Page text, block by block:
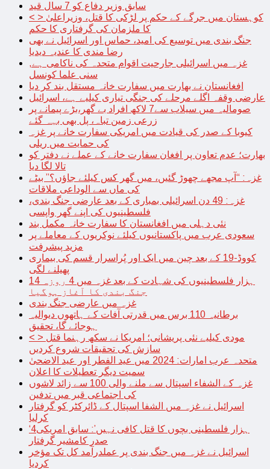
سابق وزیر دفاع کو 7 سال قید
< > کوہستان میں جرگے کے حکم پر لڑکی کا قتل، وزیراعلیٰ
کا ملزمان کی گرفتاری کا حکم
جنگ بندی میں توسیع کی امید، حماس اور اسرائیل نے بھی
رضا مندی کا عندیہ دیدیا
غزہ میں اسرائیلی جارحیت اقوام متحدہ کی ناکامی ہے,
سنی علما کونسل
افغانستان نے بھارت میں سفارت خانہ مستقل بند کر دیا
عارضی وقفہ اگلے مرحلے کی جنگی تیاری کیلیے ہے، اسرائیل
صومالیہ میں سیلاب سے7 لاکھ افراد بے گھر،بڑے پیمانے پر
زرعی زمین تباہ، پل بھی بہہ گئے
کیوبا کے صدر کی قیادت میں امریکی سفارت خانے پر غزہ
کی حمایت میں ریلی
بھارت؛ عدم تعاون پر افغان سفارت خانے کے عملے نے دفتر کو
تالا لگا دیا
غزہ: “آپ مجھے چھوڑ گئیں، میں گھر کس کیلئے جاؤں؟” بیٹے
کی ماں سے الوداعی ملاقات
غزہ: 49 دن اسرائیلی بمباری کے بعد عارضی جنگ بندی،
فلسطینیوں کی اپنے گھر واپسی
نئی دہلی میں افغانستان کا سفارت خانہ مکمل بند
سعودی عرب میں پاکستانیوں کیلئے نوکریوں کے معاملے پر
مزید پیشرفت
کووڈ-19 کے بعد چین میں ایک اور پُراسرار قسم کی بیماری
پھیلنے لگی
14 ہزار فلسطینیوں کی شہادت کے بعد غزہ میں 4 روزہ
جنگ بندی کا آغاز ہوگیا
غزہ میں عارضی جنگ بندی
برطانیہ 110 برس میں قدرتی آفات کے ہاتھوں دیوالیہ
ہوجائے گا، تحقیق
< > مودی کیلیے نئی پریشانی؛ امریکا نے سکھ رہنما قتل
سازش کی تحقیقات شروع کردیں
متحدہ عرب امارات: 2024 میں عید الفطر اور عید الاضحیٰ
سمیت دیگر تعطیلات کا اعلان
غزہ کے الشفاء اسپتال سے ملنے والی 100 سے زائد لاشوں
کی اجتماعی قبر میں تدفین
اسرائیل نے غزہ میں الشفا اسپتال کے ڈائرکٹر کو گرفتار
کرلیا
‘4ہزار فلسطینی بچوں کا قتل کافی نہیں’: سابق امریکی
صدر کامشیر گرفتار
اسرائیل نے غزہ میں جنگ بندی پر عملدرآمد کل تک مؤخر
کردیا